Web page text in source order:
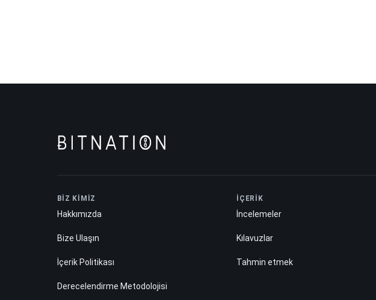
BİZ KİMİZ
Hakkımızda
Bize Ulaşın
İçerik Politikası
Derecelendirme Metodolojisi
İÇERİK
İncelemeler
Kılavuzlar
Tahmin etmek